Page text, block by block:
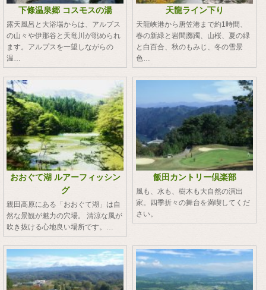
下條温泉郷 コスモスの湯
露天風呂と大浴場からは、アルプス
の山々や伊那谷と天竜川が眺められ
ます。アルプスを一望しながらの
温…
天龍ライン下り
天龍峡港から唐笠港まで約1時間、
春の新緑と岩間躑躅、山桜、夏の緑
と白百合、秋のもみじ、冬の雪景
色…
おおぐて湖 ルアーフィッシン
グ
親田高原にある「おおぐて湖」は自
然な景観が魅力の穴場。 清涼な風が
吹き抜ける心地良い場所です。…
飯田カントリー倶楽部
風も、水も、樹木も大自然の演出
家。四季折々の舞台を満喫してくだ
さい。